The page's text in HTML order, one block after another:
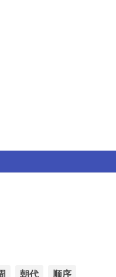
朝代 顺序